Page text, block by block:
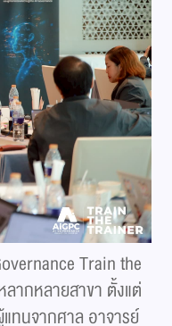
Train the
ากหลายสาขา ตั้งแต่
ทนจากศาล อาจารย์